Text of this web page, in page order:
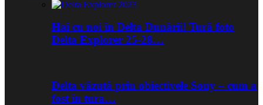
Hai cu noi în Delta Dunării! Tură foto
Delta Explorer 25-28…
Delta văzută prin obiectivele Sony – cum a
fost în tura…